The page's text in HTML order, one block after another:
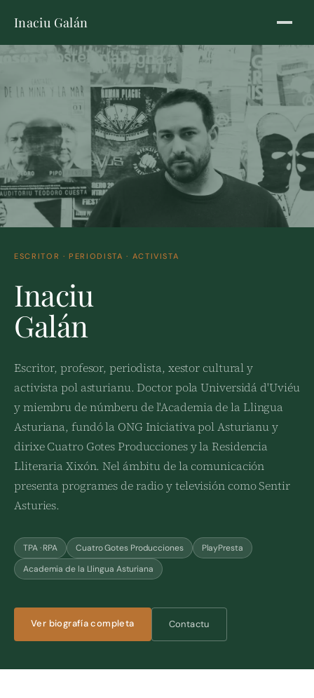
Inaciu Galán
ESCRITOR · PERIODISTA · ACTIVISTA
Inaciu
Galán
Escritor, profesor, periodista, xestor cultural y
activista pol asturianu. Doctor pola Universidá d'Uviéu
y miembru de númberu de l'Academia de la Llingua
Asturiana, fundó la ONG Iniciativa pol Asturianu y
dirixe Cuatro Gotes Producciones y la Residencia
Lliteraria Xixón. Nel ámbitu de la comunicación
presenta programes de radio y televisión como Sentir
Asturies.
TPA · RPA Cuatro Gotes Producciones
PlayPresta
Academia de la Llingua Asturiana
Ver biografía completa Contactu